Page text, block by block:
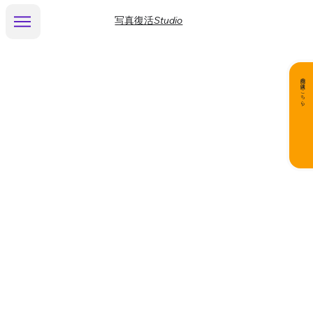
写真復活Studio
商品の購入はこちら▶